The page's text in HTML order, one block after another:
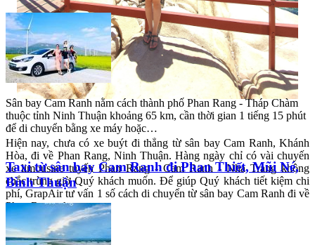
Sân bay Cam Ranh nằm cách thành phố Phan Rang - Tháp Chàm
thuộc tỉnh Ninh Thuận khoảng 65 km, cần thời gian 1 tiếng 15 phút
để di chuyển bằng xe máy hoặc…
Taxi từ sân bay Cam Ranh đi Phan Thiết, Mũi Né,
Bình Thuận
Hiện nay, chưa có xe buýt đi thẳng từ sân bay Cam Ranh, Khánh
Hòa, đi về Phan Rang, Ninh Thuận. Hàng ngày chỉ có vài chuyến
xe limousine tuyến Phan Rang - Cam Ranh - Nha Trang không
chắc trùng giờ Quý khách muốn. Để giúp Quý khách tiết kiệm chi
phí, GrapAir tư vấn 1 số cách di chuyển từ sân bay Cam Ranh đi về
Phan Rang như sau: